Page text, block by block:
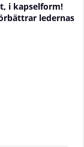
i kapselform!
ledernas